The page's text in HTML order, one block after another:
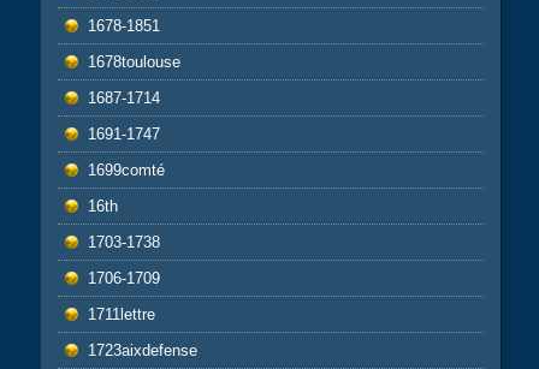
1678-1851
1678toulouse
1687-1714
1691-1747
1699comté
16th
1703-1738
1706-1709
1711lettre
1723aixdefense